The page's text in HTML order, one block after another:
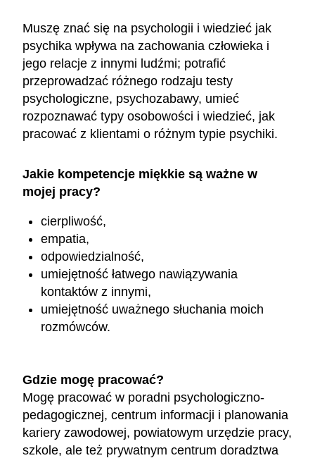
Muszę znać się na psychologii i wiedzieć jak
psychika wpływa na zachowania człowieka i
jego relacje z innymi ludźmi; potrafić
przeprowadzać różnego rodzaju testy
psychologiczne, psychozabawy, umieć
rozpoznawać typy osobowości i wiedzieć, jak
pracować z klientami o różnym typie psychiki.
Jakie kompetencje miękkie są ważne w
mojej pracy?
cierpliwość,
empatia,
odpowiedzialność,
umiejętność łatwego nawiązywania
kontaktów z innymi,
umiejętność uważnego słuchania moich
rozmówców.
Gdzie mogę pracować?
Mogę pracować w poradni psychologiczno-
pedagogicznej, centrum informacji i planowania
kariery zawodowej, powiatowym urzędzie pracy,
szkole, ale też prywatnym centrum doradztwa